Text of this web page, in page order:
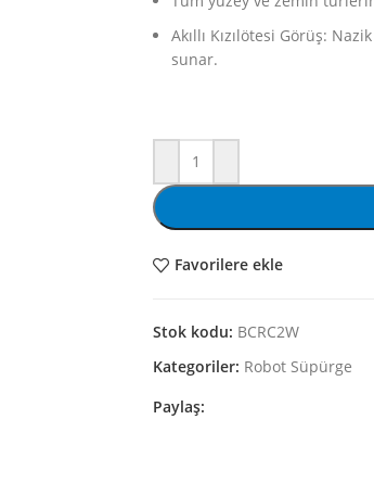
Akıllı Kızılötesi Görüş:
sunar.
Favorilere ekle
Stok kodu: BCRC2W
Kategoriler: Robot Süpürge
Paylaş: